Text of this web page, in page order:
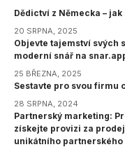
Dědictví z Německa –
20 SRPNA, 2025
Objevte tajemství svých
moderní snář na
25 BŘEZNA, 2025
Sestavte pro svou firmu
28 SRPNA, 2024
Partnerský marketing:
získejte provizi za
unikátního partnerského